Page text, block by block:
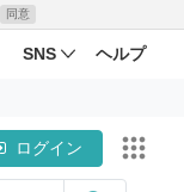
同意
SNS ヘルプ
ログイン